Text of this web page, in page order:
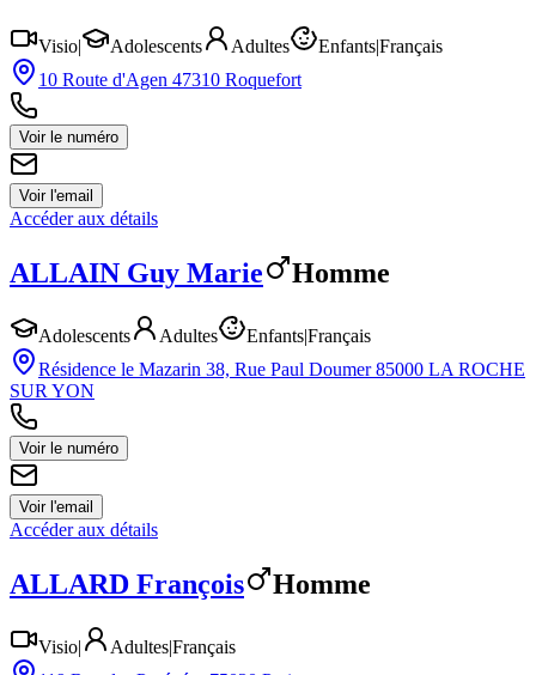
Visio| Adolescents Adultes Enfants|Français
10 Route d'Agen 47310 Roquefort
Voir le numéro
Voir l'email
Accéder aux détails
ALLAIN Guy Marie Homme
Adolescents Adultes Enfants|Français
Résidence le Mazarin 38, Rue Paul Doumer 85000 LA ROCHE
SUR YON
Voir le numéro
Voir l'email
Accéder aux détails
ALLARD François Homme
Visio| Adultes|Français